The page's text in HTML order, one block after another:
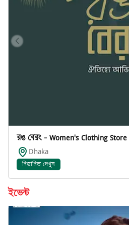
রঙ বেরং - Women's Clothing Store
Dhaka
বিস্তারিত দেখুন
ইভেন্ট